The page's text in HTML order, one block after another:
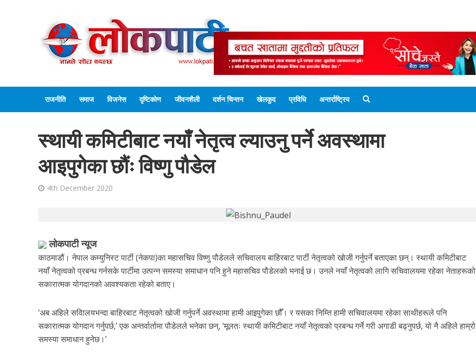
राजनीति समाज विजनेस दृष्टिकोण जीवनशैली दर्शन चिन्तन खेलकुद प्रविधि अन्तर्राष्ट्रिय
स्थायी कमिटीबाट नयाँ नेतृत्व ल्याउनु पर्ने अवस्थामा
आइपुगेका छौंः विष्णु पौडेल
4th December 2020
लोकपाटी न्यूज
काठमाडौं। नेपाल कम्युनिस्ट पार्टी (नेकपा)का महासचिव विष्णु पौडेलले सचिवालय बाहिरबाट पार्टी नेतृत्वको खोजी गर्नुपर्ने बताएका छन्। स्थायी कमिटीबाट
नयाँ नेतृत्वको प्रबन्ध गर्नसके पार्टीमा उत्पन्न समस्या समाधान पनि हुने महासचिव पौडेलको भनाई छ। उनले नयाँ नेतृत्वको लागि सचिवालयमा रहेका नेताहरूको
सकारात्मक योगदानको आवश्यकता रहेको बताए।
‘अब अहिले सविालयभन्दा बाहिरबाट नेतृत्वको खोजी गर्नुपर्ने अवस्थामा हामी आइपुगेका छौँ। र यसका निम्ति हामी सचिवालयमा रहेका साथीहरूले पनि
सकारात्मक योगदान गर्नुपर्छ,’ एक अन्तर्वार्तामा पौडेलले भनेका छन्, ‘मूलतः स्थायी कमिटीबाट नयाँ नेतृत्वको प्रबन्ध गर्ने गरी अगाडी बढ्नुपर्छ, यो नै अहिले हाम्रो
समस्या समाधान हुनेछ।’